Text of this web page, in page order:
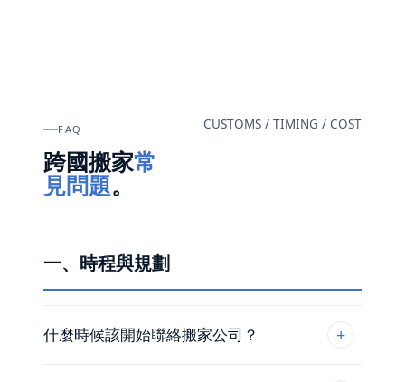
FAQ
跨國搬家常
見問題。
CUSTOMS / TIMING / COST
一、時程與規劃
什麼時候該開始聯絡搬家公司？